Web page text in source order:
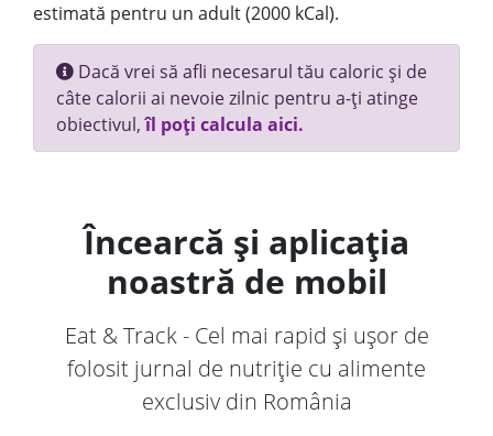
estimată pentru un adult (2000 kCal).
Dacă vrei să afli necesarul tău caloric și de
câte calorii ai nevoie zilnic pentru a-ți atinge
obiectivul,îl poți calcula aici.
Încearcă și aplicația
noastră de mobil
Eat & Track - Cel mai rapid și ușor de
folosit jurnal de nutriție cu alimente
exclusiv din România